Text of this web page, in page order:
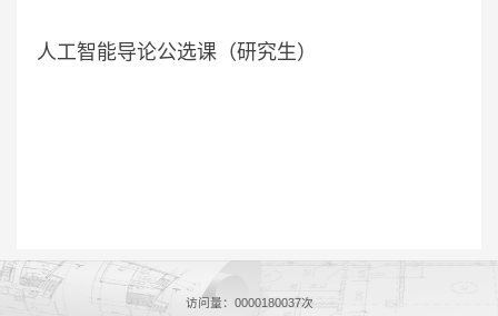
人工智能导论公选课（研究生）
访问量： 0000180037次